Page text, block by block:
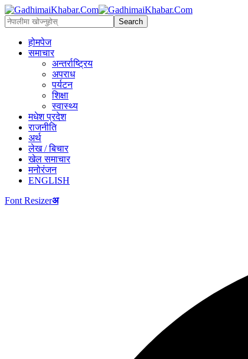
होमपेज
समाचार
अन्तर्राष्ट्रिय
अपराध
पर्यटन
शिक्षा
स्वास्थ्य
मधेश प्रदेश
राजनीति
अर्थ
लेख / बिचार
खेल समाचार
मनोरंजन
ENGLISH
Font Resizerअ